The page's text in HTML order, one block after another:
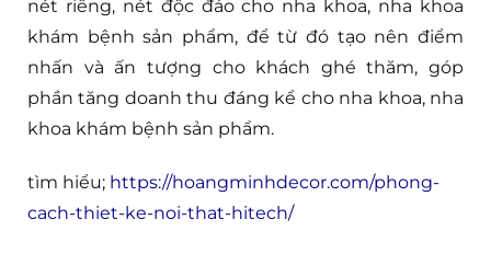
nét riêng, nét độc đáo cho nha khoa, nha khoa
khám bệnh sản phẩm, để từ đó tạo nên điểm
nhấn và ấn tượng cho khách ghé thăm, góp
phần tăng doanh thu đáng kể cho nha khoa, nha
khoa khám bệnh sản phẩm.
tìm hiểu; https://hoangminhdecor.com/phong-
cach-thiet-ke-noi-that-hitech/